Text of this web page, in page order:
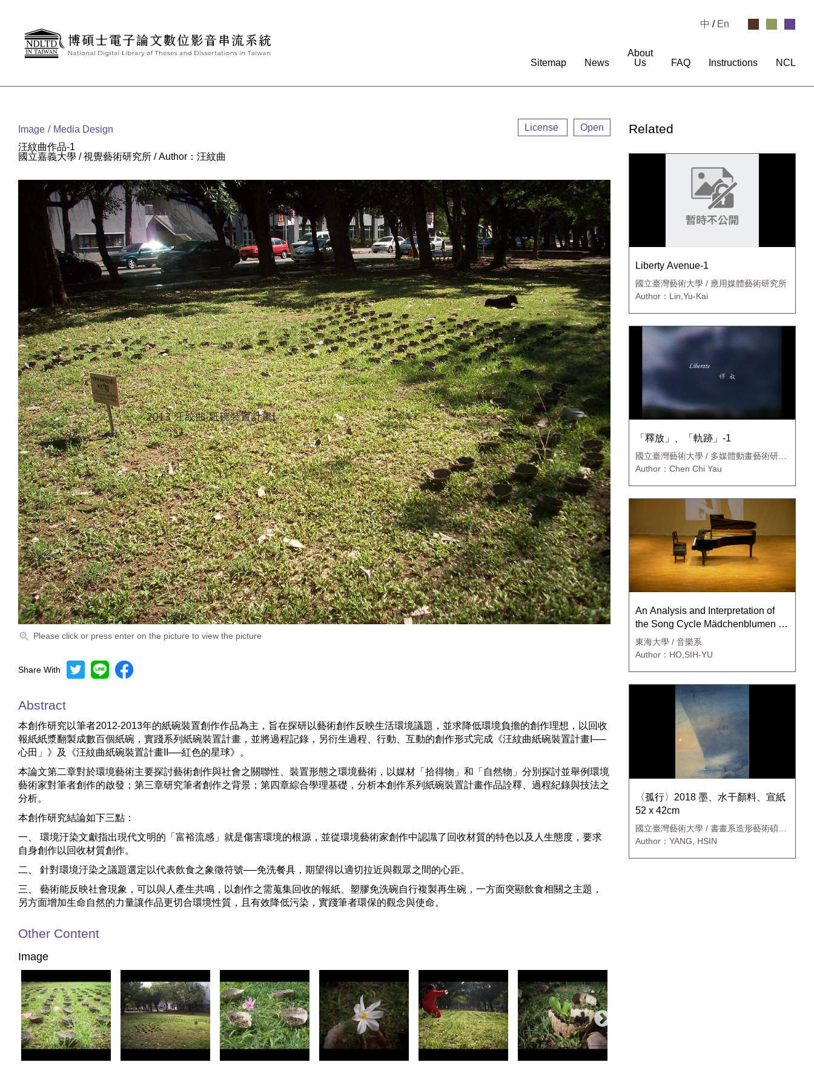
Sitemap News
About
Us
FAQ Instructions NCL
中 / En
Image
Media Design
汪紋曲作品-1
國立嘉義大學 / 視覺藝術研究所 / Author：汪紋曲
License Open
Please click or press enter on the picture to view the picture
Share With
Abstract
本創作研究以筆者2012-2013年的紙碗裝置創作作品為主，旨在探研以藝術創作反映生活環境議題，並求降低環境負擔的創作理想，以回收
報紙紙漿翻製成數百個紙碗，實踐系列紙碗裝置計畫，並將過程記錄，另衍生過程、行動、互動的創作形式完成《汪紋曲紙碗裝置計畫I──
心田」》及《汪紋曲紙碗裝置計畫II──紅色的星球》。
本論文第二章對於環境藝術主要探討藝術創作與社會之關聯性、裝置形態之環境藝術，以媒材「拾得物」和「自然物」分別探討並舉例環境
藝術家對筆者創作的啟發；第三章研究筆者創作之背景；第四章綜合學理基礎，分析本創作系列紙碗裝置計畫作品詮釋、過程紀錄與技法之
分析。
本創作研究結論如下三點：
一、 環境汙染文獻指出現代文明的「富裕流感」就是傷害環境的根源，並從環境藝術家創作中認識了回收材質的特色以及人生態度，要求
自身創作以回收材質創作。
二、 針對環境汙染之議題選定以代表飲食之象徵符號──免洗餐具，期望得以適切拉近與觀眾之間的心距。
三、 藝術能反映社會現象，可以與人產生共鳴，以創作之需蒐集回收的報紙、塑膠免洗碗自行複製再生碗，一方面突顯飲食相關之主題，
另方面增加生命自然的力量讓作品更切合環境性質，且有效降低污染，實踐筆者環保的觀念與使命。
Other Content
Image
Related
Liberty Avenue-1
國立臺灣藝術大學 / 應用媒體藝術研究所
Author：Lin,Yu-Kai
「釋放」、「軌跡」-1
國立臺灣藝術大學 / 多媒體動畫藝術研究
所
Author：Chen Chi Yau
An Analysis and Interpretation of
the Song Cycle Mädchenblumen by
Richard Strauss
東海大學 / 音樂系
Author：HO,SIH-YU
〈孤行〉2018 墨、水干顏料、宣紙
52 x 42cm
國立臺灣藝術大學 / 書畫系造形藝術碩士
班
Author：YANG, HSIN